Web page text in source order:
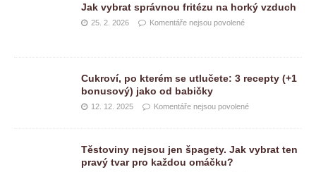
Jak vybrat správnou fritézu na horký vzduch
25. 2. 2026 Komentáře nejsou povolené
Cukroví, po kterém se utlučete: 3 recepty (+1
bonusový) jako od babičky
12. 12. 2025 Komentáře nejsou povolené
Těstoviny nejsou jen špagety. Jak vybrat ten
pravý tvar pro každou omáčku?